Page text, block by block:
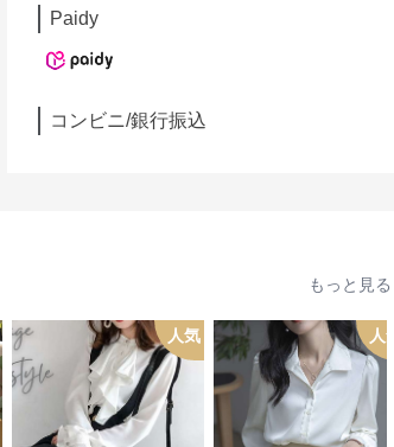
Paidy
コンビニ/銀行振込
もっと見る
人気 人気